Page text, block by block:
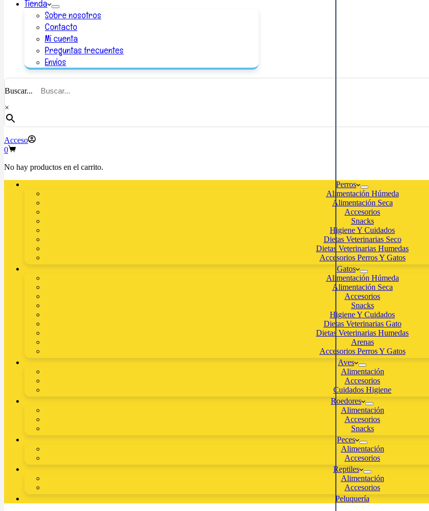
Tienda
Sobre nosotros
Contacto
Mi cuenta
Preguntas frecuentes
Envios
Buscar...
×
Acceso
0
No hay productos en el carrito.
Perros
Alimentación Húmeda
Alimentación Seca
Accesorios
Snacks
Higiene Y Cuidados
Dietas Veterinarias Seco
Dietas Veterinarias Humedas
Accesorios Perros Y Gatos
Gatos
Alimentación Húmeda
Alimentación Seca
Accesorios
Snacks
Higiene Y Cuidados
Dietas Veterinarias Gato
Dietas Veterinarias Humedas
Arenas
Accesorios Perros Y Gatos
Aves
Alimentación
Accesorios
Cuidados Higiene
Roedores
Alimentación
Accesorios
Snacks
Peces
Alimentación
Accesorios
Reptiles
Alimentación
Accesorios
Peluquería